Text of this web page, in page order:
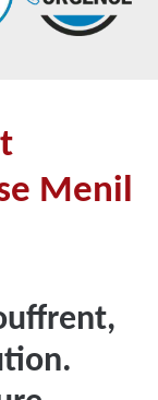
Menil